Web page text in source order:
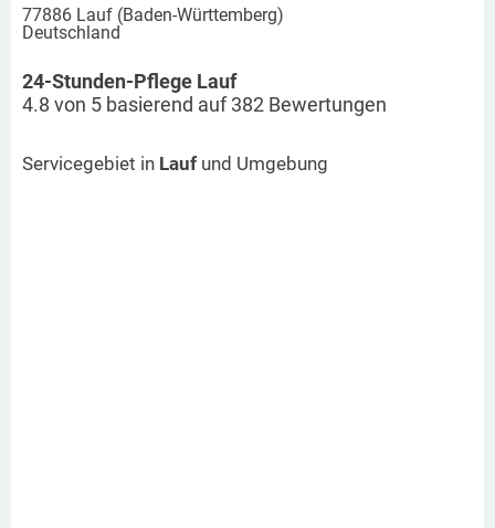
77886 Lauf (Baden-Württemberg)
Deutschland
24-Stunden-Pflege Lauf
4.8 von 5 basierend auf382 Bewertungen
Servicegebiet in Lauf und Umgebung